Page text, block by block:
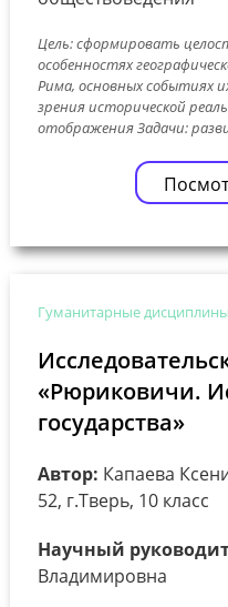
Цель: сформировать
особенностях
Рима, основных событиях
зрения исторической
отображения Задачи:
Гуманитарные дисциплины
«Рюриковичи.
государства»
Автор: Капаева
52, г.Тверь, 10 класс
Научный
Владимировна